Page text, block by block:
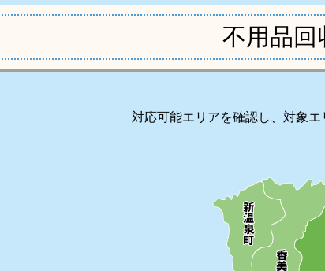
不用品回
対応可能エリアを確認し、対象エ